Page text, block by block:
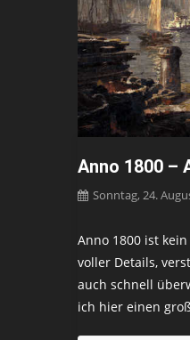
Anno 1800 –
Sonntag, 24.
Anno 1800 ist
voller Details,
auch schnell
ich hier einen